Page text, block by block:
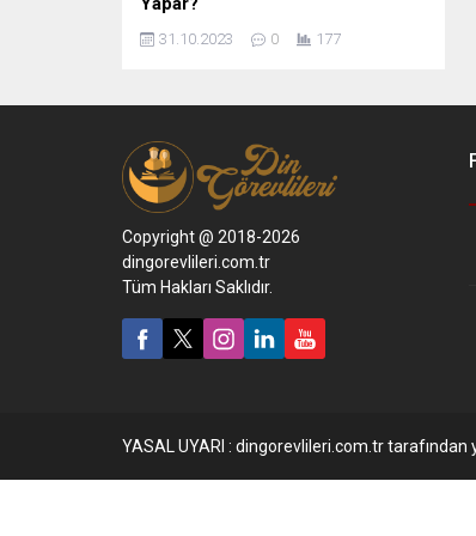
31.10.2023 0 177
Copyright @ 2018-2026
dingorevlileri.com.tr
Tüm Hakları Saklıdır.
YASAL UYARI : dingorevlileri.com.tr tarafından